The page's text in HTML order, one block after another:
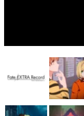
マンガ
アプリレビュー